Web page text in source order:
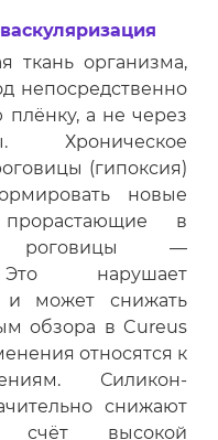
ткань организма,
непосредственно
плёнку, а не через
Хроническое
(гипоксия)
новые
в
роговицы —
Это нарушает
и может снижать
обзора в Cureus
относятся к
Силикон-
снижают
высокой